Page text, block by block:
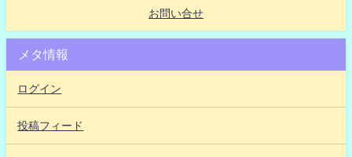
お問い合せ
メタ情報
ログイン
投稿フィード